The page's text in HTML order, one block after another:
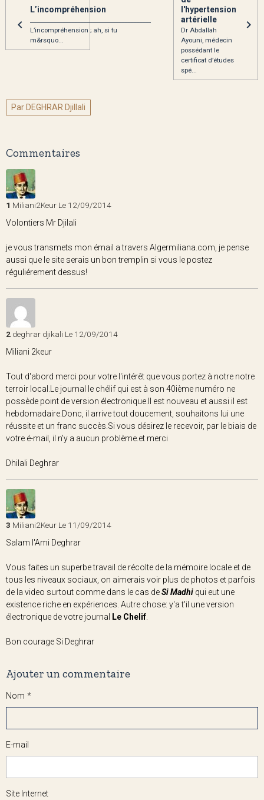
L’incompréhension
L’incompréhension ; ah, si tu
m&rsquo...
l'hypertension
artérielle
Dr Abdallah
Ayouni, médecin
possédant le
certificat d’études
spé...
Par DEGHRAR Djillali
Commentaires
1 Miliani2Keur Le 12/09/2014
Volontiers Mr Djilali
je vous transmets mon émail a travers Algermiliana.com, je pense
aussi que le site serais un bon tremplin si vous le postez
réguliérement dessus!
2 deghrar djikali Le 12/09/2014
Miliani 2keur
Tout d'abord merci pour votre l'intérêt que vous portez à notre notre
terroir local.Le journal le chélif qui est à son 40ième numéro ne
possède point de version électronique.Il est nouveau et aussi il est
hebdomadaire.Donc, il arrive tout doucement, souhaitons lui une
réussite et un franc succès.Si vous désirez le recevoir, par le biais de
votre é-mail, il n'y a aucun problème.et merci
Dhilali Deghrar
3 Miliani2Keur Le 11/09/2014
Salam l'Ami Deghrar
Vous faites un superbe travail de récolte de la mémoire locale et de
tous les niveaux sociaux, on aimerais voir plus de photos et parfois
de la video surtout comme dans le cas deSi Madhi qui eut une
existence riche en expériences. Autre chose: y'a t'il une version
électronique de votre journal
Le Chelif
Bon courage Si Deghrar
Ajouter un commentaire
Nom
E-mail
Site Internet